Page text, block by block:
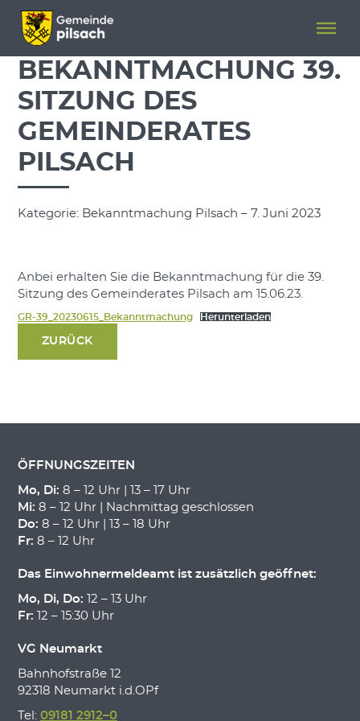
Menü überspringen
Menü überspringen
BEKANNTMACHUNG 39.
SITZUNG DES
GEMEINDERATES
PILSACH
Kategorie: Bekanntmachung Pilsach – 7. Juni 2023
Anbei erhalten Sie die Bekanntmachung für die 39.
Sitzung des Gemeinderates Pilsach am 15.06.23.
GR-39_20230615_Bekanntmachung Herunterladen
ZURÜCK
ÖFFNUNGSZEITEN
Mo, Di: 8 – 12 Uhr | 13 – 17 Uhr
Mi: 8 – 12 Uhr | Nachmittag geschlossen
Do: 8 – 12 Uhr | 13 – 18 Uhr
Fr: 8 – 12 Uhr
Das Einwohnermeldeamt ist zusätzlich geöffnet:
Mo, Di, Do: 12 – 13 Uhr
Fr: 12 – 15:30 Uhr
VG Neumarkt
Bahnhofstraße 12
92318 Neumarkt i.d.OPf
Tel: 09181 2912–0